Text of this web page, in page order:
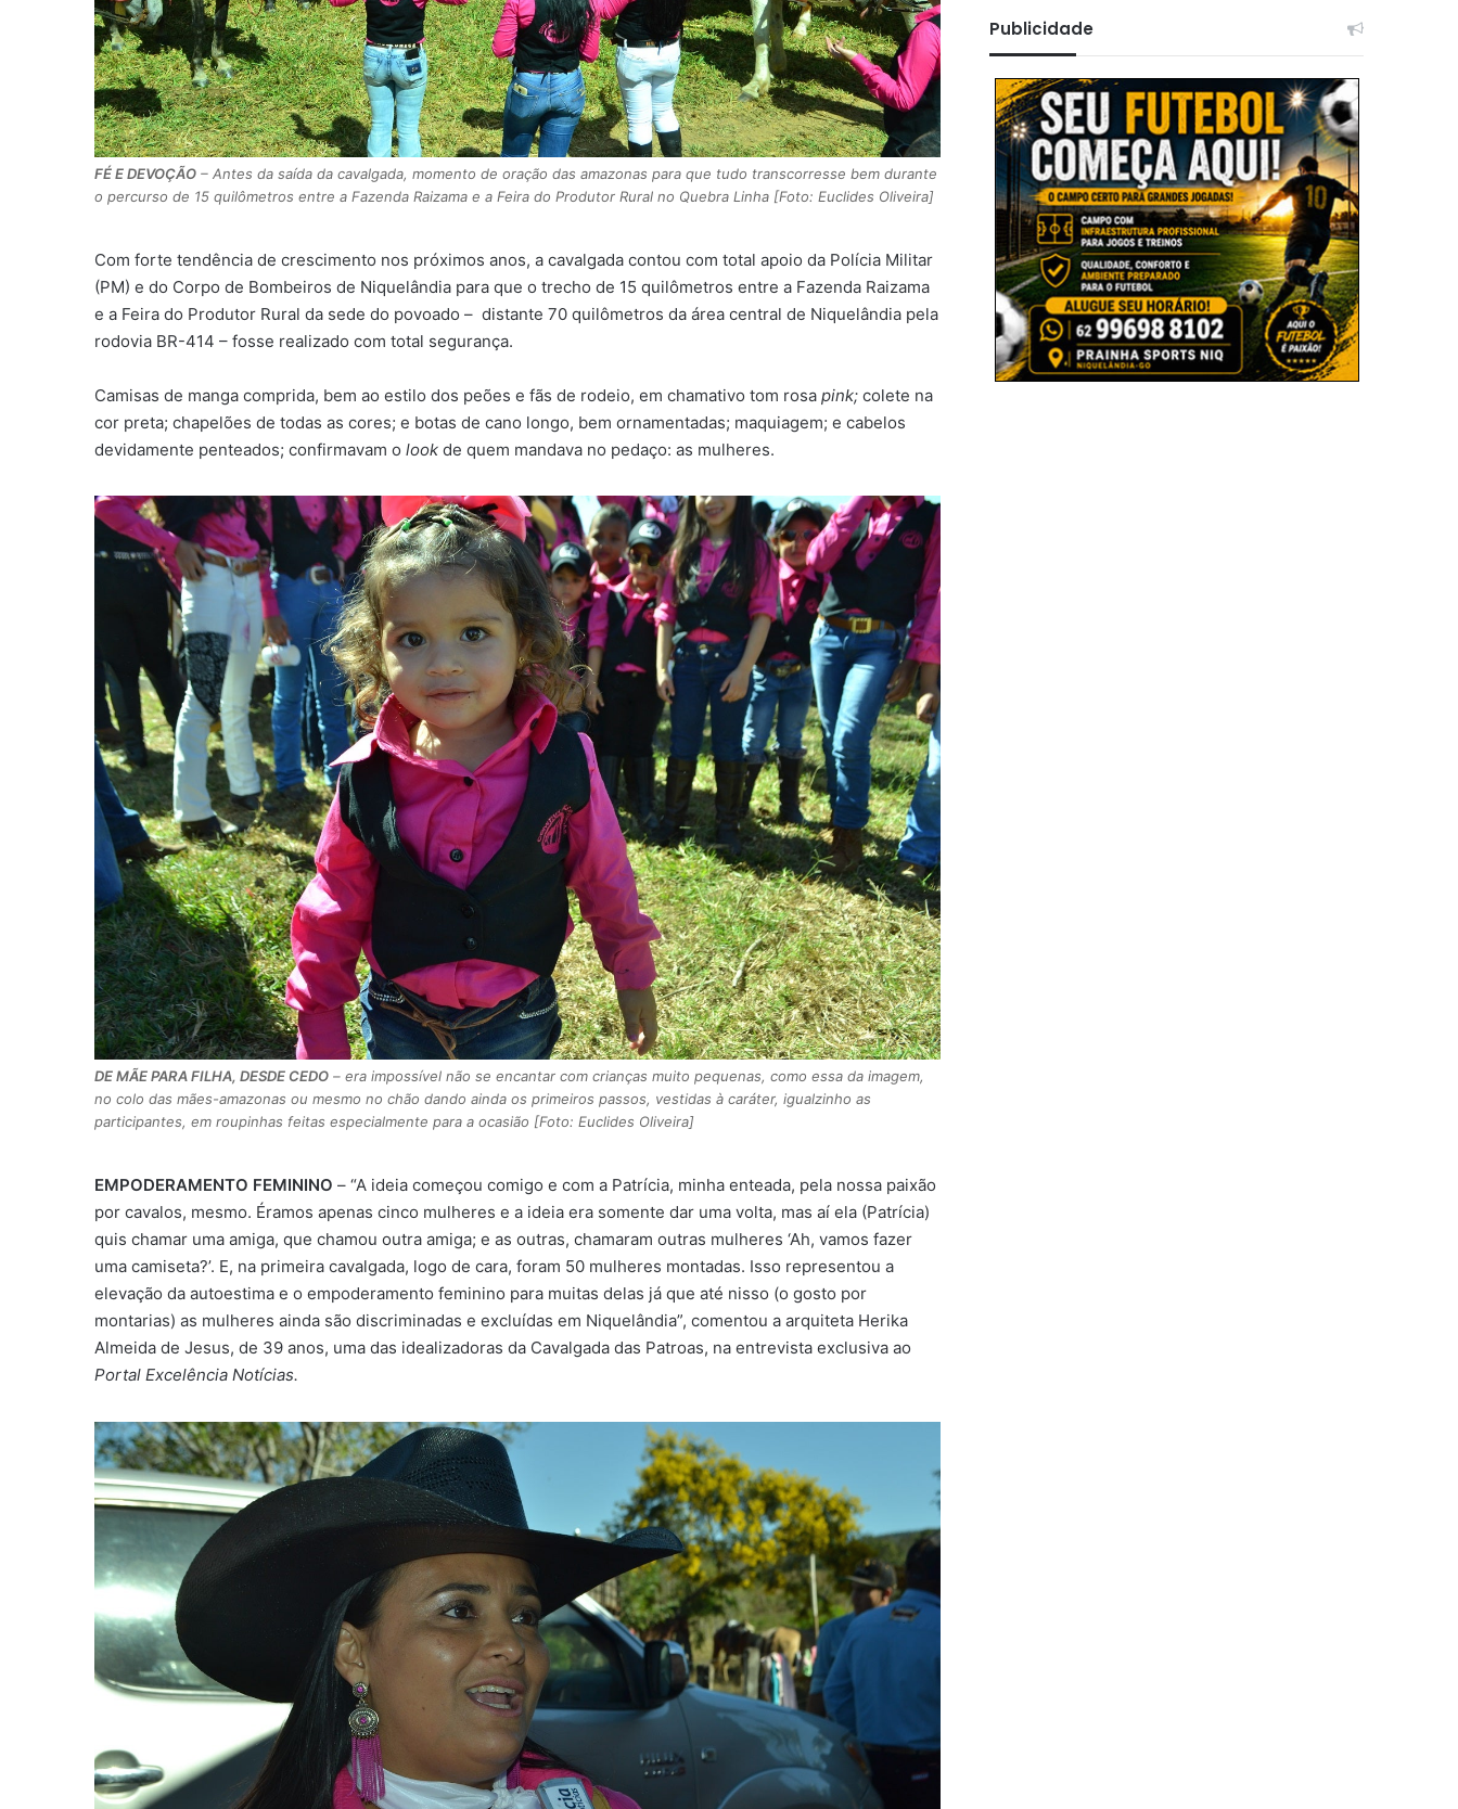
FÉ E DEVOÇÃO – Antes da saída da cavalgada, momento de oração das amazonas para que tudo transcorresse bem durante
o percurso de 15 quilômetros entre a Fazenda Raizama e a Feira do Produtor Rural no Quebra Linha [Foto: Euclides Oliveira]
Com forte tendência de crescimento nos próximos anos, a cavalgada contou com total apoio da Polícia Militar
(PM) e do Corpo de Bombeiros de Niquelândia para que o trecho de 15 quilômetros entre a Fazenda Raizama
e a Feira do Produtor Rural da sede do povoado – distante 70 quilômetros da área central de Niquelândia pela
rodovia BR-414 – fosse realizado com total segurança.
Camisas de manga comprida, bem ao estilo dos peões e fãs de rodeio, em chamativo tom rosa pink; colete na
cor preta; chapelões de todas as cores; e botas de cano longo, bem ornamentadas; maquiagem; e cabelos
devidamente penteados; confirmavam o look de quem mandava no pedaço: as mulheres.
DE MÃE PARA FILHA, DESDE CEDO – era impossível não se encantar com crianças muito pequenas, como essa da imagem,
no colo das mães-amazonas ou mesmo no chão dando ainda os primeiros passos, vestidas à caráter, igualzinho as
participantes, em roupinhas feitas especialmente para a ocasião [Foto: Euclides Oliveira]
EMPODERAMENTO FEMININO – “A ideia começou comigo e com a Patrícia, minha enteada, pela nossa paixão
por cavalos, mesmo. Éramos apenas cinco mulheres e a ideia era somente dar uma volta, mas aí ela (Patrícia)
quis chamar uma amiga, que chamou outra amiga; e as outras, chamaram outras mulheres ‘Ah, vamos fazer
uma camiseta?’. E, na primeira cavalgada, logo de cara, foram 50 mulheres montadas. Isso representou a
elevação da autoestima e o empoderamento feminino para muitas delas já que até nisso (o gosto por
montarias) as mulheres ainda são discriminadas e excluídas em Niquelândia”, comentou a arquiteta Herika
Almeida de Jesus, de 39 anos, uma das idealizadoras da Cavalgada das Patroas, na entrevista exclusiva ao
Portal Excelência Notícias.
Publicidade